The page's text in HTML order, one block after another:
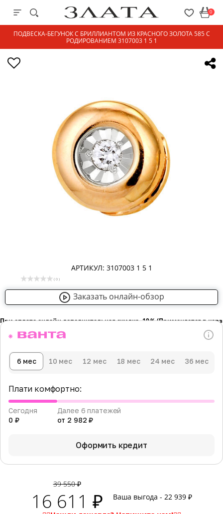
0
ПОДВЕСКА-БЕГУНОК С БРИЛЛИАНТОМ ИЗ КРАСНОГО ЗОЛОТА 585 С
РОДИРОВАНИЕМ 3107003 1 5 1
АРТИКУЛ: 3107003 1 5 1
( 0 )
Заказать онлайн-обзор
При оплате онлайн дополнительная скидка -10％ (Применяется в
39 550 ₽
16 611 ₽ Ваша выгода - 22 939 ₽
6 мес 10 мес 12 мес 18 мес 24 мес 36 мес
Плати комфортно:
Сегодня
0 ₽
Далее 6 платежей
от 2 982 ₽
Оформить кредит